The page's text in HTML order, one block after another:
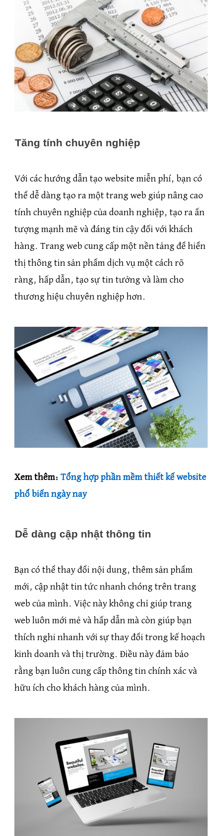
Tăng tính chuyên nghiệp
Với các hướng dẫn tạo website miễn phí, bạn có
thể dễ dàng tạo ra một trang web giúp nâng cao
tính chuyên nghiệp của doanh nghiệp, tạo ra ấn
tượng mạnh mẽ và đáng tin cậy đối với khách
hàng. Trang web cung cấp một nền tảng để hiển
thị thông tin sản phẩm dịch vụ một cách rõ
ràng, hấp dẫn, tạo sự tin tưởng và làm cho
thương hiệu chuyên nghiệp hơn.
Xem thêm: Tổng hợp phần mềm thiết kế website
phổ biến ngày nay
Dễ dàng cập nhật thông tin
Bạn có thể thay đổi nội dung, thêm sản phẩm
mới, cập nhật tin tức nhanh chóng trên trang
web của mình. Việc này không chỉ giúp trang
web luôn mới mẻ và hấp dẫn mà còn giúp bạn
thích nghi nhanh với sự thay đổi trong kế hoạch
kinh doanh và thị trường. Điều này đảm bảo
rằng bạn luôn cung cấp thông tin chính xác và
hữu ích cho khách hàng của mình.